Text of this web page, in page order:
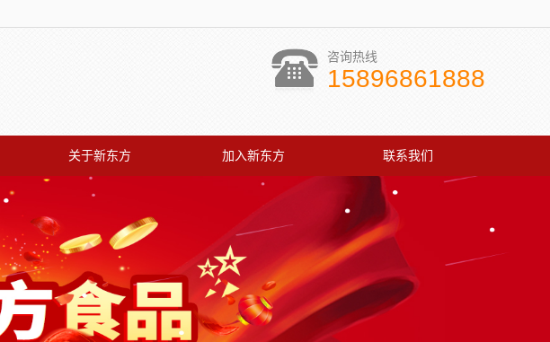
咨询热线
15896861888
关于新东方 加入新东方 联系我们